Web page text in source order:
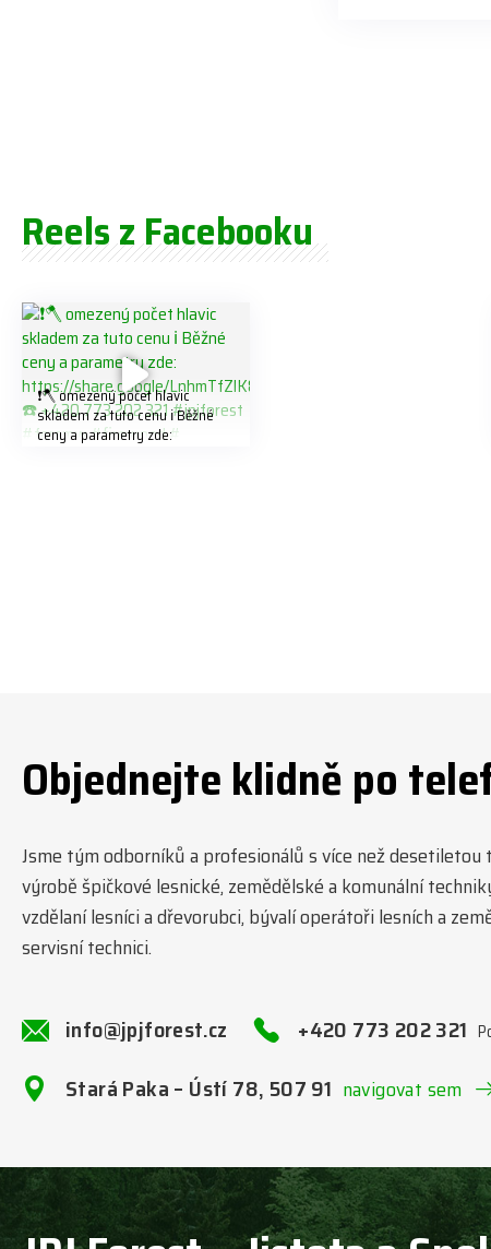
Reels z Facebooku
❗️🪓 omezený počet hlavic
skladem za tuto cenu ℹ️ Běžné
ceny a parametry zde:
Objednejte klidně po
Jsme tým odborníků a profesionálů s více než desetiletou
výrobě špičkové lesnické, zemědělské a komunální
vzdělaní lesníci a dřevorubci, bývalí operátoři lesních a
servisní technici.
info@jpjforest.cz +420 773 202 321
Stará Paka – Ústí 78, 507 91 navigovat sem